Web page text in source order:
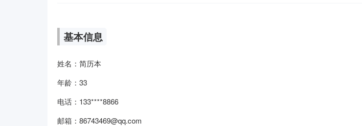
基本信息
姓名：简历本
年龄：33
电话：133****8866
邮箱：86743469@qq.com